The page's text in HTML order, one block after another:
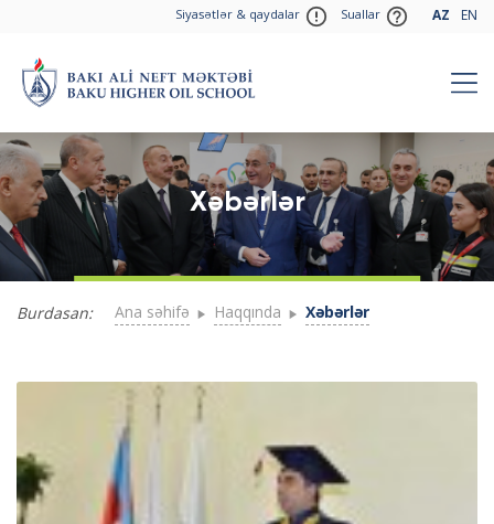
Siyasətlər & qaydalar Suallar AZ EN
Xəbərlər
Burdasan: Ana səhifə Haqqında Xəbərlər